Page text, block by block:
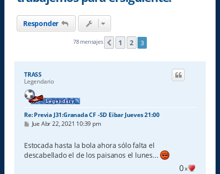
Responder
78 mensajes Anterior
1 2 3
TRASS
Legendario
Re: Previa J31:Granada CF -SD Eibar Jueves 21:00
M
s
a
j
Jue Abr 22, 2021 10:39 pm
Estocada hasta la bola ahora sólo falta el
descabellado el de los paisanos el lunes...
0x